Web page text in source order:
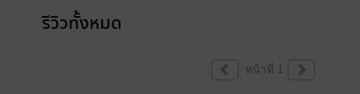
รีวิวทั้งหมด
หน้าที่ 1